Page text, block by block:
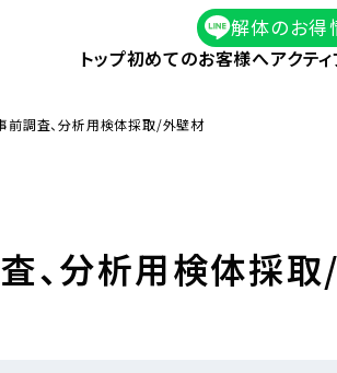
解体のお得
トップ初めてのお客様へアクテ
前調査、分析用検体採取/外壁材
、分析用検体採